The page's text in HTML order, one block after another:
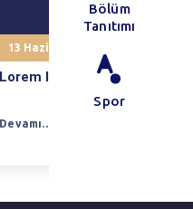
13 Haziran 2021
Lorem Ipsum
Devamı...
Bölüm
Tanıtımı
Spor